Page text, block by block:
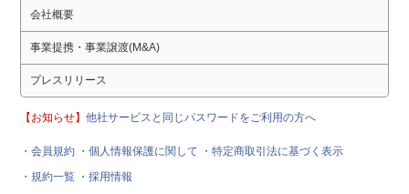
会社概要
事業提携・事業譲渡(M&A)
プレスリリース
【お知らせ】他社サービスと同じパスワードをご利用の方へ
・会員規約 ・個人情報保護に関して
・特定商取引法に基づく表示
・規約一覧 ・採用情報